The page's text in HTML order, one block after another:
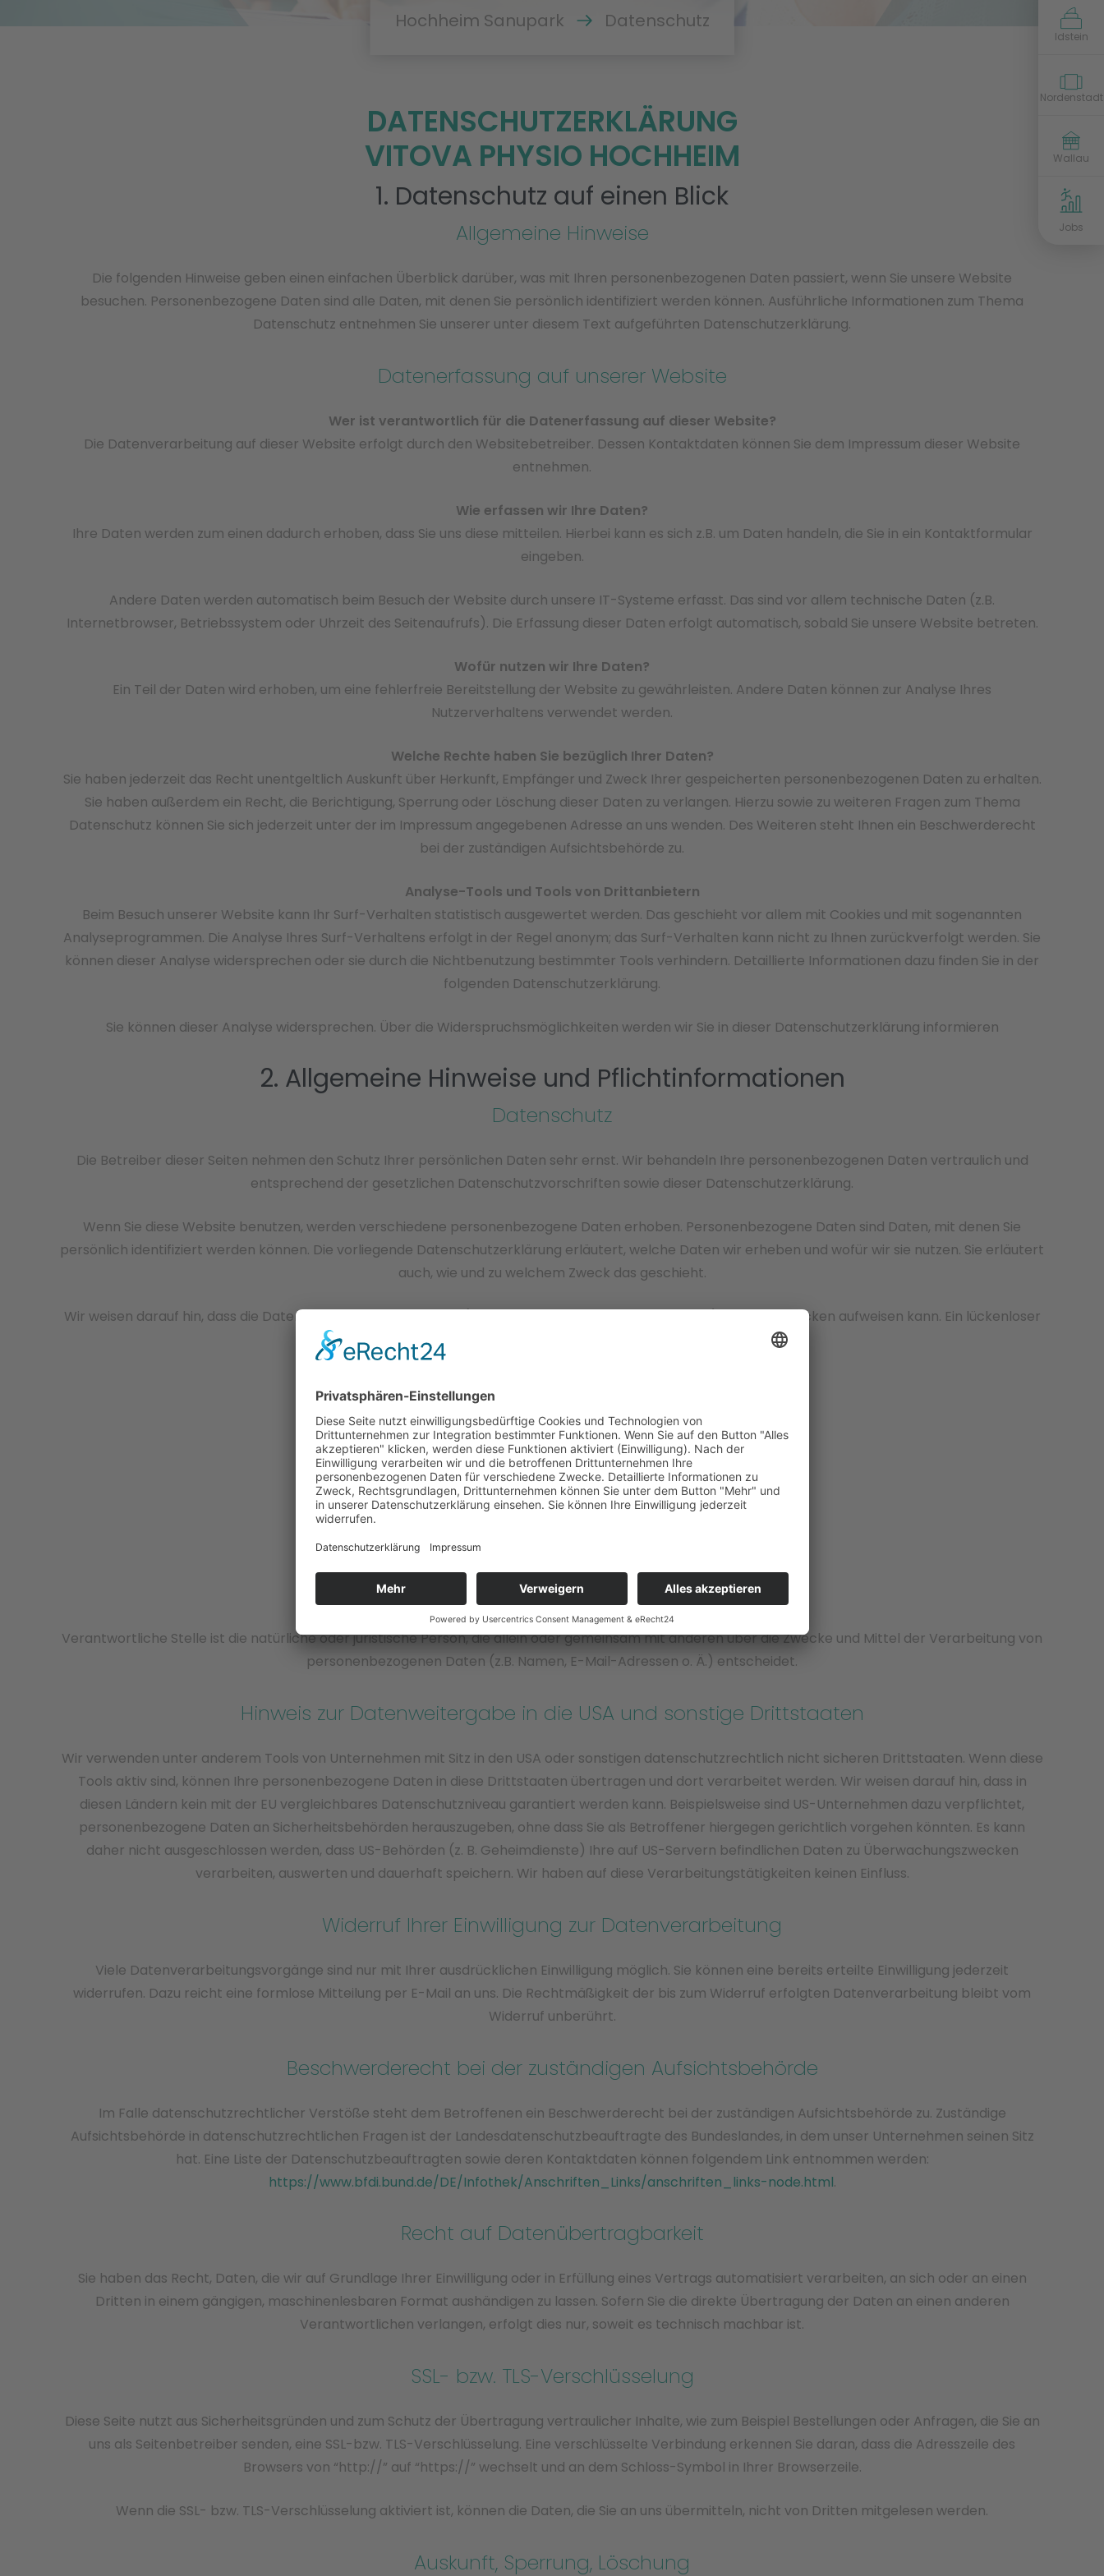
Idstein
Nordenstadt
Wallau
Jobs
Hochheim Sanupark Datenschutz
DATENSCHUTZERKLÄRUNG
VITOVA PHYSIO HOCHHEIM
1. Datenschutz auf einen Blick
Allgemeine Hinweise
Die folgenden Hinweise geben einen einfachen Überblick darüber, was mit Ihren personenbezogenen Daten passiert, wenn Sie unsere Website
besuchen. Personenbezogene Daten sind alle Daten, mit denen Sie persönlich identifiziert werden können. Ausführliche Informationen zum Thema
Datenschutz entnehmen Sie unserer unter diesem Text aufgeführten Datenschutzerklärung.
Datenerfassung auf unserer Website
Wer ist verantwortlich für die Datenerfassung auf dieser Website?
Die Datenverarbeitung auf dieser Website erfolgt durch den Websitebetreiber. Dessen Kontaktdaten können Sie dem Impressum dieser Website
entnehmen.
Wie erfassen wir Ihre Daten?
Ihre Daten werden zum einen dadurch erhoben, dass Sie uns diese mitteilen. Hierbei kann es sich z.B. um Daten handeln, die Sie in ein Kontaktformular
eingeben.
Andere Daten werden automatisch beim Besuch der Website durch unsere IT-Systeme erfasst. Das sind vor allem technische Daten (z.B.
Internetbrowser, Betriebssystem oder Uhrzeit des Seitenaufrufs). Die Erfassung dieser Daten erfolgt automatisch, sobald Sie unsere Website betreten.
Wofür nutzen wir Ihre Daten?
Ein Teil der Daten wird erhoben, um eine fehlerfreie Bereitstellung der Website zu gewährleisten. Andere Daten können zur Analyse Ihres
Nutzerverhaltens verwendet werden.
Welche Rechte haben Sie bezüglich Ihrer Daten?
Sie haben jederzeit das Recht unentgeltlich Auskunft über Herkunft, Empfänger und Zweck Ihrer gespeicherten personenbezogenen Daten zu erhalten.
Sie haben außerdem ein Recht, die Berichtigung, Sperrung oder Löschung dieser Daten zu verlangen. Hierzu sowie zu weiteren Fragen zum Thema
Datenschutz können Sie sich jederzeit unter der im Impressum angegebenen Adresse an uns wenden. Des Weiteren steht Ihnen ein Beschwerderecht
bei der zuständigen Aufsichtsbehörde zu.
Analyse-Tools und Tools von Drittanbietern
Beim Besuch unserer Website kann Ihr Surf-Verhalten statistisch ausgewertet werden. Das geschieht vor allem mit Cookies und mit sogenannten
Analyseprogrammen. Die Analyse Ihres Surf-Verhaltens erfolgt in der Regel anonym; das Surf-Verhalten kann nicht zu Ihnen zurückverfolgt werden. Sie
können dieser Analyse widersprechen oder sie durch die Nichtbenutzung bestimmter Tools verhindern. Detaillierte Informationen dazu finden Sie in der
folgenden Datenschutzerklärung.
Sie können dieser Analyse widersprechen. Über die Widerspruchsmöglichkeiten werden wir Sie in dieser Datenschutzerklärung informieren
2. Allgemeine Hinweise und Pflichtinformationen
Datenschutz
Die Betreiber dieser Seiten nehmen den Schutz Ihrer persönlichen Daten sehr ernst. Wir behandeln Ihre personenbezogenen Daten vertraulich und
entsprechend der gesetzlichen Datenschutzvorschriften sowie dieser Datenschutzerklärung.
Wenn Sie diese Website benutzen, werden verschiedene personenbezogene Daten erhoben. Personenbezogene Daten sind Daten, mit denen Sie
persönlich identifiziert werden können. Die vorliegende Datenschutzerklärung erläutert, welche Daten wir erheben und wofür wir sie nutzen. Sie erläutert
auch, wie und zu welchem Zweck das geschieht.
Wir weisen darauf hin, dass die Datenübertragung im Internet (z.B. bei der Kommunikation per E-Mail) Sicherheitslücken aufweisen kann. Ein lückenloser
Schutz der Daten vor dem Zugriff durch Dritte ist nicht möglich.
Hinweis zur verantwortlichen Stelle
Die verantwortliche Stelle für die Datenverarbeitung auf dieser Website ist:
Vitova Physio Hochheim Sanupark
vertreten durch Vitova Health GmbH & Co. KG
Tel. +49 (0) 71 15
datenschutz@vitova.de
Verantwortliche Stelle ist die natürliche oder juristische Person, die allein oder gemeinsam mit anderen über die Zwecke und Mittel der Verarbeitung von
personenbezogenen Daten (z.B. Namen, E-Mail-Adressen o. Ä.) entscheidet.
Hinweis zur Datenweitergabe in die USA und sonstige Drittstaaten
Wir verwenden unter anderem Tools von Unternehmen mit Sitz in den USA oder sonstigen datenschutzrechtlich nicht sicheren Drittstaaten. Wenn diese
Tools aktiv sind, können Ihre personenbezogene Daten in diese Drittstaaten übertragen und dort verarbeitet werden. Wir weisen darauf hin, dass in
diesen Ländern kein mit der EU vergleichbares Datenschutzniveau garantiert werden kann. Beispielsweise sind US-Unternehmen dazu verpflichtet,
personenbezogene Daten an Sicherheitsbehörden herauszugeben, ohne dass Sie als Betroffener hiergegen gerichtlich vorgehen könnten. Es kann
daher nicht ausgeschlossen werden, dass US-Behörden (z. B. Geheimdienste) Ihre auf US-Servern befindlichen Daten zu Überwachungszwecken
verarbeiten, auswerten und dauerhaft speichern. Wir haben auf diese Verarbeitungstätigkeiten keinen Einfluss.
Widerruf Ihrer Einwilligung zur Datenverarbeitung
Viele Datenverarbeitungsvorgänge sind nur mit Ihrer ausdrücklichen Einwilligung möglich. Sie können eine bereits erteilte Einwilligung jederzeit
widerrufen. Dazu reicht eine formlose Mitteilung per E-Mail an uns. Die Rechtmäßigkeit der bis zum Widerruf erfolgten Datenverarbeitung bleibt vom
Widerruf unberührt.
Beschwerderecht bei der zuständigen Aufsichtsbehörde
Im Falle datenschutzrechtlicher Verstöße steht dem Betroffenen ein Beschwerderecht bei der zuständigen Aufsichtsbehörde zu. Zuständige
Aufsichtsbehörde in datenschutzrechtlichen Fragen ist der Landesdatenschutzbeauftragte des Bundeslandes, in dem unser Unternehmen seinen Sitz
hat. Eine Liste der Datenschutzbeauftragten sowie deren Kontaktdaten können folgendem Link entnommen werden:
https://www.bfdi.bund.de/DE/Infothek/Anschriften_Links/anschriften_links-node.html.
Recht auf Datenübertragbarkeit
Sie haben das Recht, Daten, die wir auf Grundlage Ihrer Einwilligung oder in Erfüllung eines Vertrags automatisiert verarbeiten, an sich oder an einen
Dritten in einem gängigen, maschinenlesbaren Format aushändigen zu lassen. Sofern Sie die direkte Übertragung der Daten an einen anderen
Verantwortlichen verlangen, erfolgt dies nur, soweit es technisch machbar ist.
SSL- bzw. TLS-Verschlüsselung
Diese Seite nutzt aus Sicherheitsgründen und zum Schutz der Übertragung vertraulicher Inhalte, wie zum Beispiel Bestellungen oder Anfragen, die Sie an
uns als Seitenbetreiber senden, eine SSL-bzw. TLS-Verschlüsselung. Eine verschlüsselte Verbindung erkennen Sie daran, dass die Adresszeile des
Browsers von “http://” auf “https://” wechselt und an dem Schloss-Symbol in Ihrer Browserzeile.
Wenn die SSL- bzw. TLS-Verschlüsselung aktiviert ist, können die Daten, die Sie an uns übermitteln, nicht von Dritten mitgelesen werden.
Auskunft, Sperrung, Löschung